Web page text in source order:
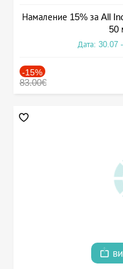
Намаление 15% за All
50
Дата: 30.07
-15%
83.00€